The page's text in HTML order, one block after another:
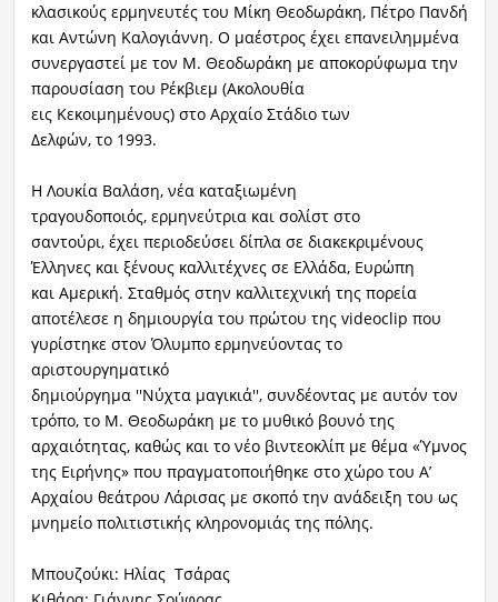
κλασικούς ερμηνευτές του Μίκη Θεοδωράκη, Πέτρο Πανδή
και Αντώνη Καλογιάννη. Ο μαέστρος έχει επανειλημμένα
συνεργαστεί με τον Μ. Θεοδωράκη με αποκορύφωμα την
παρουσίαση του Ρέκβιεμ (Ακολουθία
εις Κεκοιμημένους) στο Αρχαίο Στάδιο των
Δελφών, το 1993.
Η Λουκία Βαλάση, νέα καταξιωμένη
τραγουδοποιός, ερμηνεύτρια και σολίστ στο
σαντούρι, έχει περιοδεύσει δίπλα σε διακεκριμένους
Έλληνες και ξένους καλλιτέχνες σε Ελλάδα, Ευρώπη
και Αμερική. Σταθμός στην καλλιτεχνική της πορεία
αποτέλεσε η δημιουργία του πρώτου της videoclip που
γυρίστηκε στον Όλυμπο ερμηνεύοντας το
αριστουργηματικό
δημιούργημα ''Νύχτα μαγικιά'', συνδέοντας με αυτόν τον
τρόπο, το Μ. Θεοδωράκη με το μυθικό βουνό της
αρχαιότητας, καθώς και το νέο βιντεοκλίπ με θέμα «Ύμνος
της Ειρήνης» που πραγματοποιήθηκε στο χώρο του Α’
Αρχαίου θεάτρου Λάρισας με σκοπό την ανάδειξη του ως
μνημείο πολιτιστικής κληρονομιάς της πόλης.
Μπουζούκι: Ηλίας Τσάρας